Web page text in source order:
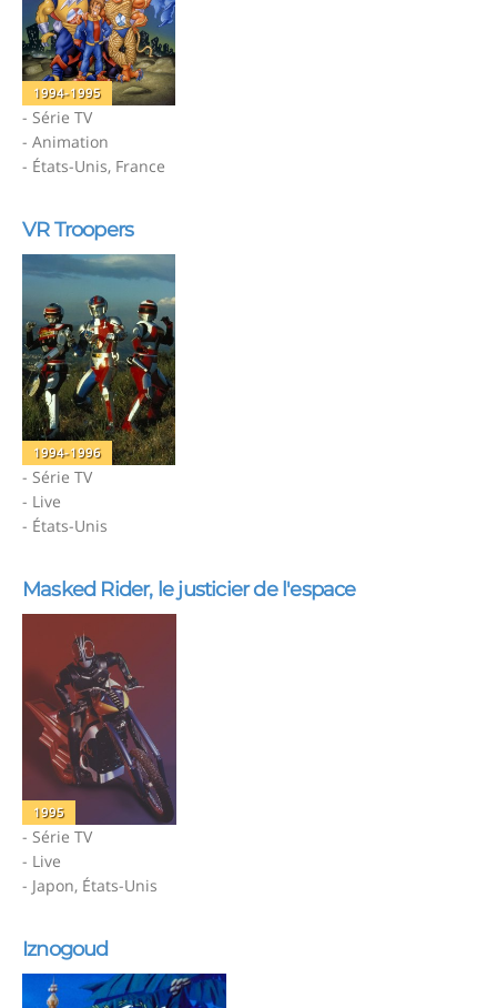
1994-1995
- Série TV
- Animation
- États-Unis, France
VR Troopers
1994-1996
- Série TV
- Live
- États-Unis
Masked Rider, le justicier de l'espace
1995
- Série TV
- Live
- Japon, États-Unis
Iznogoud